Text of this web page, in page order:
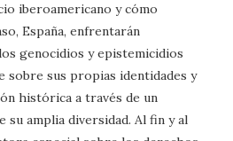
iberoamericano y cómo
España, enfrentarán
genocidios y epistemicidios
sobre sus propias identidades y
histórica a través de un
su amplia diversidad. Al fin y al